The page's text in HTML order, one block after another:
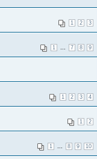
1 2 3
1 7 8 9
1 2 3 4
1 2
1 8 9 10